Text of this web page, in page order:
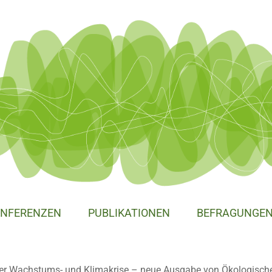
PUBLIKATIONEN BEFRAGUNGEN